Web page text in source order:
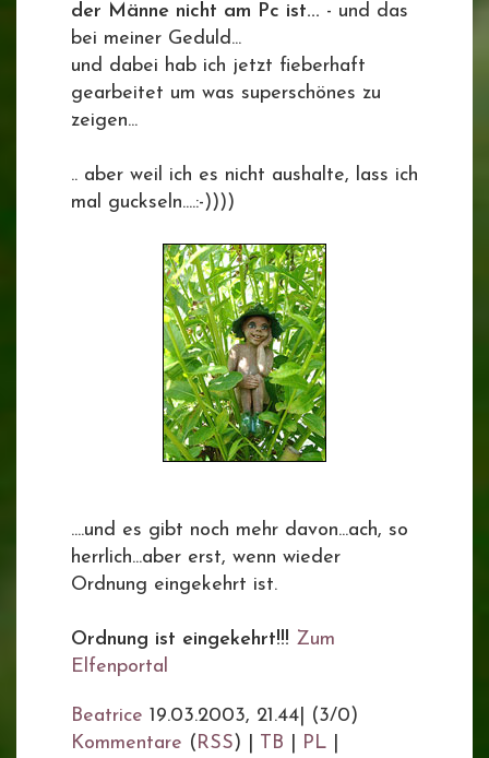
der Männe nicht am Pc ist... - und das
bei meiner Geduld...
und dabei hab ich jetzt fieberhaft
gearbeitet um was superschönes zu
zeigen...
.. aber weil ich es nicht aushalte, lass ich
mal guckseln....:-))))
....und es gibt noch mehr davon...ach, so
herrlich...aber erst, wenn wieder
Ordnung eingekehrt ist.
Ordnung ist eingekehrt!!! Zum
Elfenportal
Beatrice 19.03.2003, 21.44
(3/0)
Kommentare (RSS) | TB PL